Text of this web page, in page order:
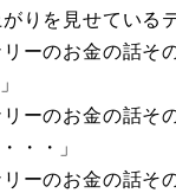
りを見せている
ーのお金の話そ
ーのお金の話そ
・・」
ーのお金の話そ